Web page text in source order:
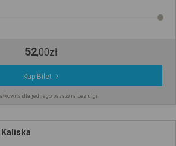
52,00zł
Kup Bilet
dla jednego pasażera bez ulgi